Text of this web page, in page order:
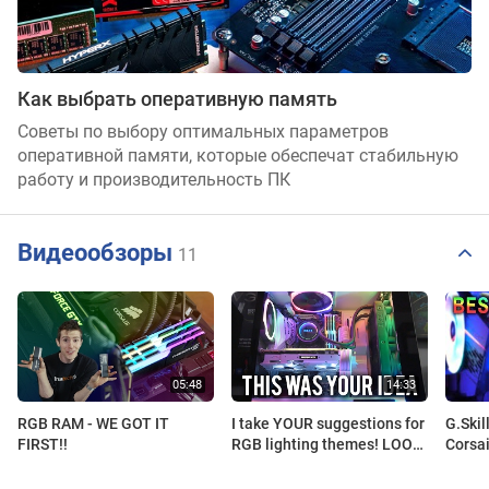
DDR4-
3600
CL17
DDR4-
CL18
DDR4-
3733
Как выбрать оперативную память
Советы по выбору оптимальных параметров
оперативной памяти, которые обеспечат стабильную
работу и производительность ПК
Видеообзоры 11
RGB RAM - WE GOT IT
FIRST!!
I take YOUR suggestions for
RGB lighting themes! LOOK